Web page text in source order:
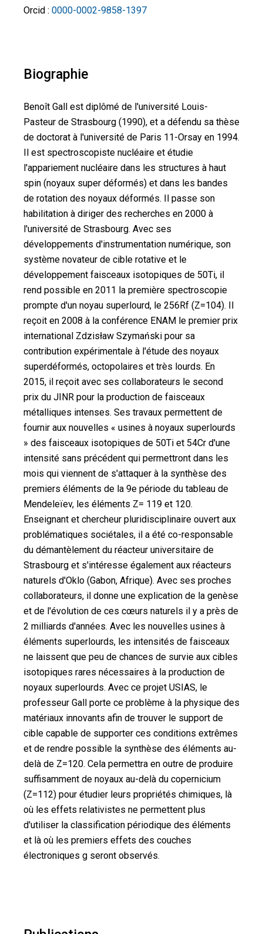
Orcid : 0000-0002-9858-1397
Biographie
Benoît Gall est diplômé de l'université Louis-
Pasteur de Strasbourg (1990), et a défendu sa thèse
de doctorat à l'université de Paris 11-Orsay en 1994.
Il est spectroscopiste nucléaire et étudie
l'appariement nucléaire dans les structures à haut
spin (noyaux super déformés) et dans les bandes
de rotation des noyaux déformés. Il passe son
habilitation à diriger des recherches en 2000 à
l'université de Strasbourg. Avec ses
développements d'instrumentation numérique, son
système novateur de cible rotative et le
développement faisceaux isotopiques de 50Ti, il
rend possible en 2011 la première spectroscopie
prompte d'un noyau superlourd, le 256Rf (Z=104). Il
reçoit en 2008 à la conférence ENAM le premier prix
international Zdzisław Szymański pour sa
contribution expérimentale à l'étude des noyaux
superdéformés, octopolaires et très lourds. En
2015, il reçoit avec ses collaborateurs le second
prix du JINR pour la production de faisceaux
métalliques intenses. Ses travaux permettent de
fournir aux nouvelles « usines à noyaux superlourds
» des faisceaux isotopiques de 50Ti et 54Cr d'une
intensité sans précédent qui permettront dans les
mois qui viennent de s'attaquer à la synthèse des
premiers éléments de la 9e période du tableau de
Mendeleïev, les éléments Z= 119 et 120.
Enseignant et chercheur pluridisciplinaire ouvert aux
problématiques sociétales, il a été co-responsable
du démantèlement du réacteur universitaire de
Strasbourg et s'intéresse également aux réacteurs
naturels d'Oklo (Gabon, Afrique). Avec ses proches
collaborateurs, il donne une explication de la genèse
et de l'évolution de ces cœurs naturels il y a près de
2 milliards d'années. Avec les nouvelles usines à
éléments superlourds, les intensités de faisceaux
ne laissent que peu de chances de survie aux cibles
isotopiques rares nécessaires à la production de
noyaux superlourds. Avec ce projet USIAS, le
professeur Gall porte ce problème à la physique des
matériaux innovants afin de trouver le support de
cible capable de supporter ces conditions extrêmes
et de rendre possible la synthèse des éléments au-
delà de Z=120. Cela permettra en outre de produire
suffisamment de noyaux au-delà du copernicium
(Z=112) pour étudier leurs propriétés chimiques, là
où les effets relativistes ne permettent plus
d'utiliser la classification périodique des éléments
et là où les premiers effets des couches
électroniques g seront observés.